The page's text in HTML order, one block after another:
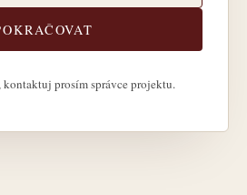
kontaktuj prosím správce projektu.